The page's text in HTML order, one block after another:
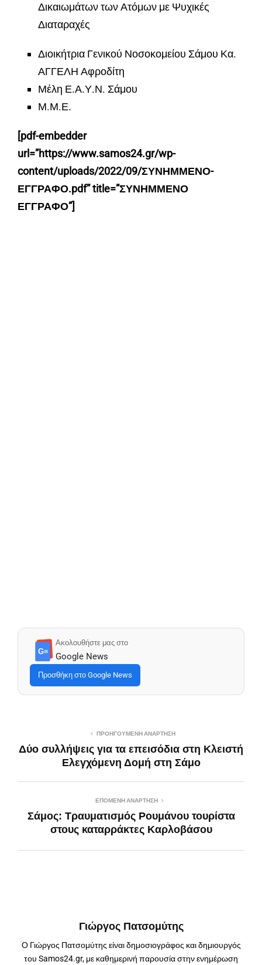
Δικαιωμάτων των Ατόμων με Ψυχικές
Διαταραχές
Διοικήτρια Γενικού Νοσοκομείου Σάμου Κα.
ΑΓΓΕΛΗ Αφροδίτη
Μέλη Ε.Α.Υ.Ν. Σάμου
Μ.Μ.Ε.
[pdf-embedder
url=”https://www.samos24.gr/wp-
content/uploads/2022/09/ΣΥΝΗΜΜΕΝΟ-
ΕΓΓΡΑΦΟ.pdf” title=”ΣΥΝΗΜΜΕΝΟ
ΕΓΓΡΑΦΟ”]
G≡
Ακολουθήστε μας στο
Google News
Προσθήκη στο Google News
ΠΡΟΗΓΟΎΜΕΝΗ ΑΝΆΡΤΗΣΗ
Δύο συλλήψεις για τα επεισόδια στη Κλειστή
Ελεγχόμενη Δομή στη Σάμο
ΕΠΌΜΕΝΗ ΑΝΆΡΤΗΣΗ
Σάμος: Τραυματισμός Ρουμάνου τουρίστα
στους καταρράκτες Καρλοβάσου
Γιώργος Πατσομύτης
Ο Γιώργος Πατσομύτης είναι δημοσιογράφος και δημιουργός
του Samos24.gr, με καθημερινή παρουσία στην ενημέρωση